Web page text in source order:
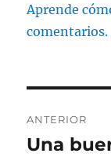
Aprende
comentarios.
de
ANTERIOR
Entrada
Una